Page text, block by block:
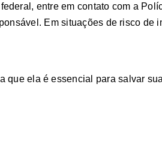
entre em contato com a
Em situações de risco de
que ela é essencial para salvar